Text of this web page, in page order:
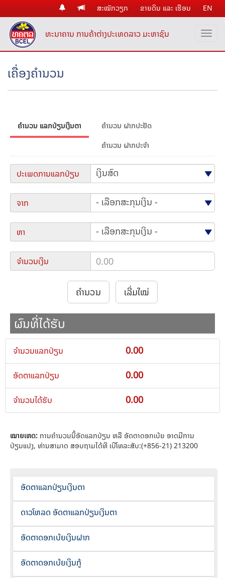
ສະໝັກວຽກ ຂາຍດິນ ແລະ ເຮືອນ EN
ທະນາຄານ ການຄ້າຕ່າງປະເທດລາວ ມະຫາຊົນ
ເຄື່ອງຄຳນວນ
ຄຳນວນ ແລກປ່ຽນເງິນຕາ
ຄຳນວນ ຝາກປະຢັດ
ຄຳນວນ ຝາກປະຈໍາ
ປະເພດການແລກປ່ຽນ
ຈາກ
ຫາ
ຈໍານວນເງິນ
ຄໍານວນ ເລີ່ມໃໝ່
ຜົນທີ່ໄດ້ຮັບ
ຈໍານວນແລກປ່ຽນ 0.00
ອັດຕາແລກປ່ຽນ 0.00
ຈໍານວນໄດ້ຮັບ 0.00
ໝາຍເຫດ:ການຄໍານວນນີ້ອັດແລກປ່ຽນ ຫລື ອັດຕາດອກເບ້ຍ ອາດມີການ
ປ່ຽນແປງ, ທ່ານສາມາດ ສອບຖາມໄດ້ທີ ເບີໂທລະສັບ:(+856-21) 213200
ອັດຕາແລກປ່ຽນເງິນຕາ
ດາວໂຫລດ ອັດຕາແລກປ່ຽນເງິນຕາ
ອັດຕາດອກເບ້ຍເງິນຝາກ
ອັດຕາດອກເບ້ຍເງິນກູ້